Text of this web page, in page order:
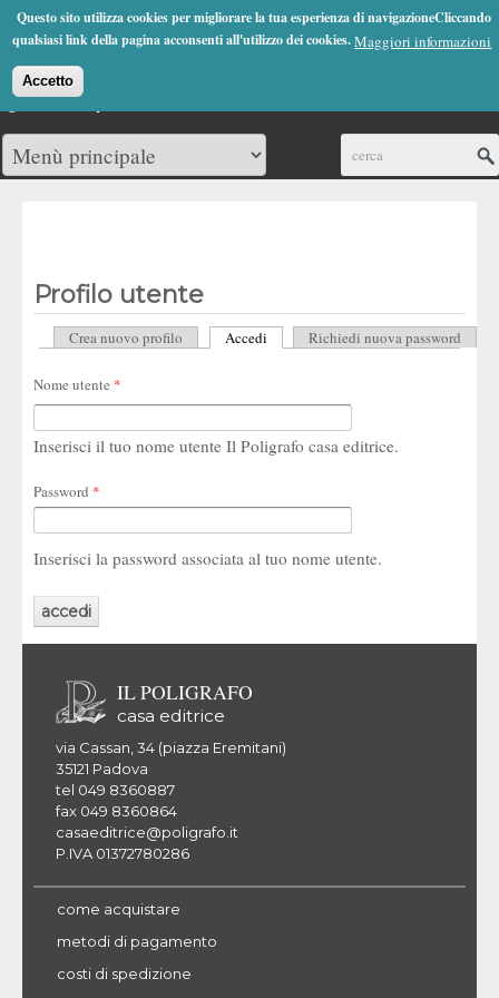
Questo sito utilizza cookies per migliorare la tua esperienza di navigazioneCliccando
qualsiasi link della pagina acconsenti all'utilizzo dei cookies.Maggiori informazioni
Accetto
Jump to Navigation
(0)
Profilo utente
Schede primarie
Crea nuovo profilo Accedi (scheda attiva)
Richiedi nuova password
Nome utente *
Inserisci il tuo nome utente Il Poligrafo casa editrice.
Password *
Inserisci la password associata al tuo nome utente.
IL POLIGRAFO
casa editrice
via Cassan, 34 (piazza Eremitani)
35121 Padova
tel 049 8360887
fax 049 8360864
casaeditrice@poligrafo.it
P.IVA 01372780286
come acquistare
metodi di pagamento
costi di spedizione